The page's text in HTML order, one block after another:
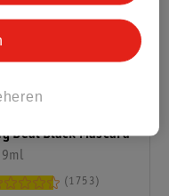
Deal Black Mascara
1753